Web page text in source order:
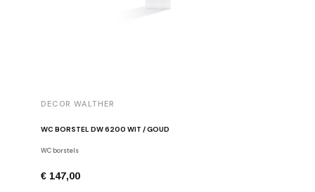
DECOR WALTHER
WC BORSTEL DW 6200 WIT / GOUD
WC borstels
€ 147,00